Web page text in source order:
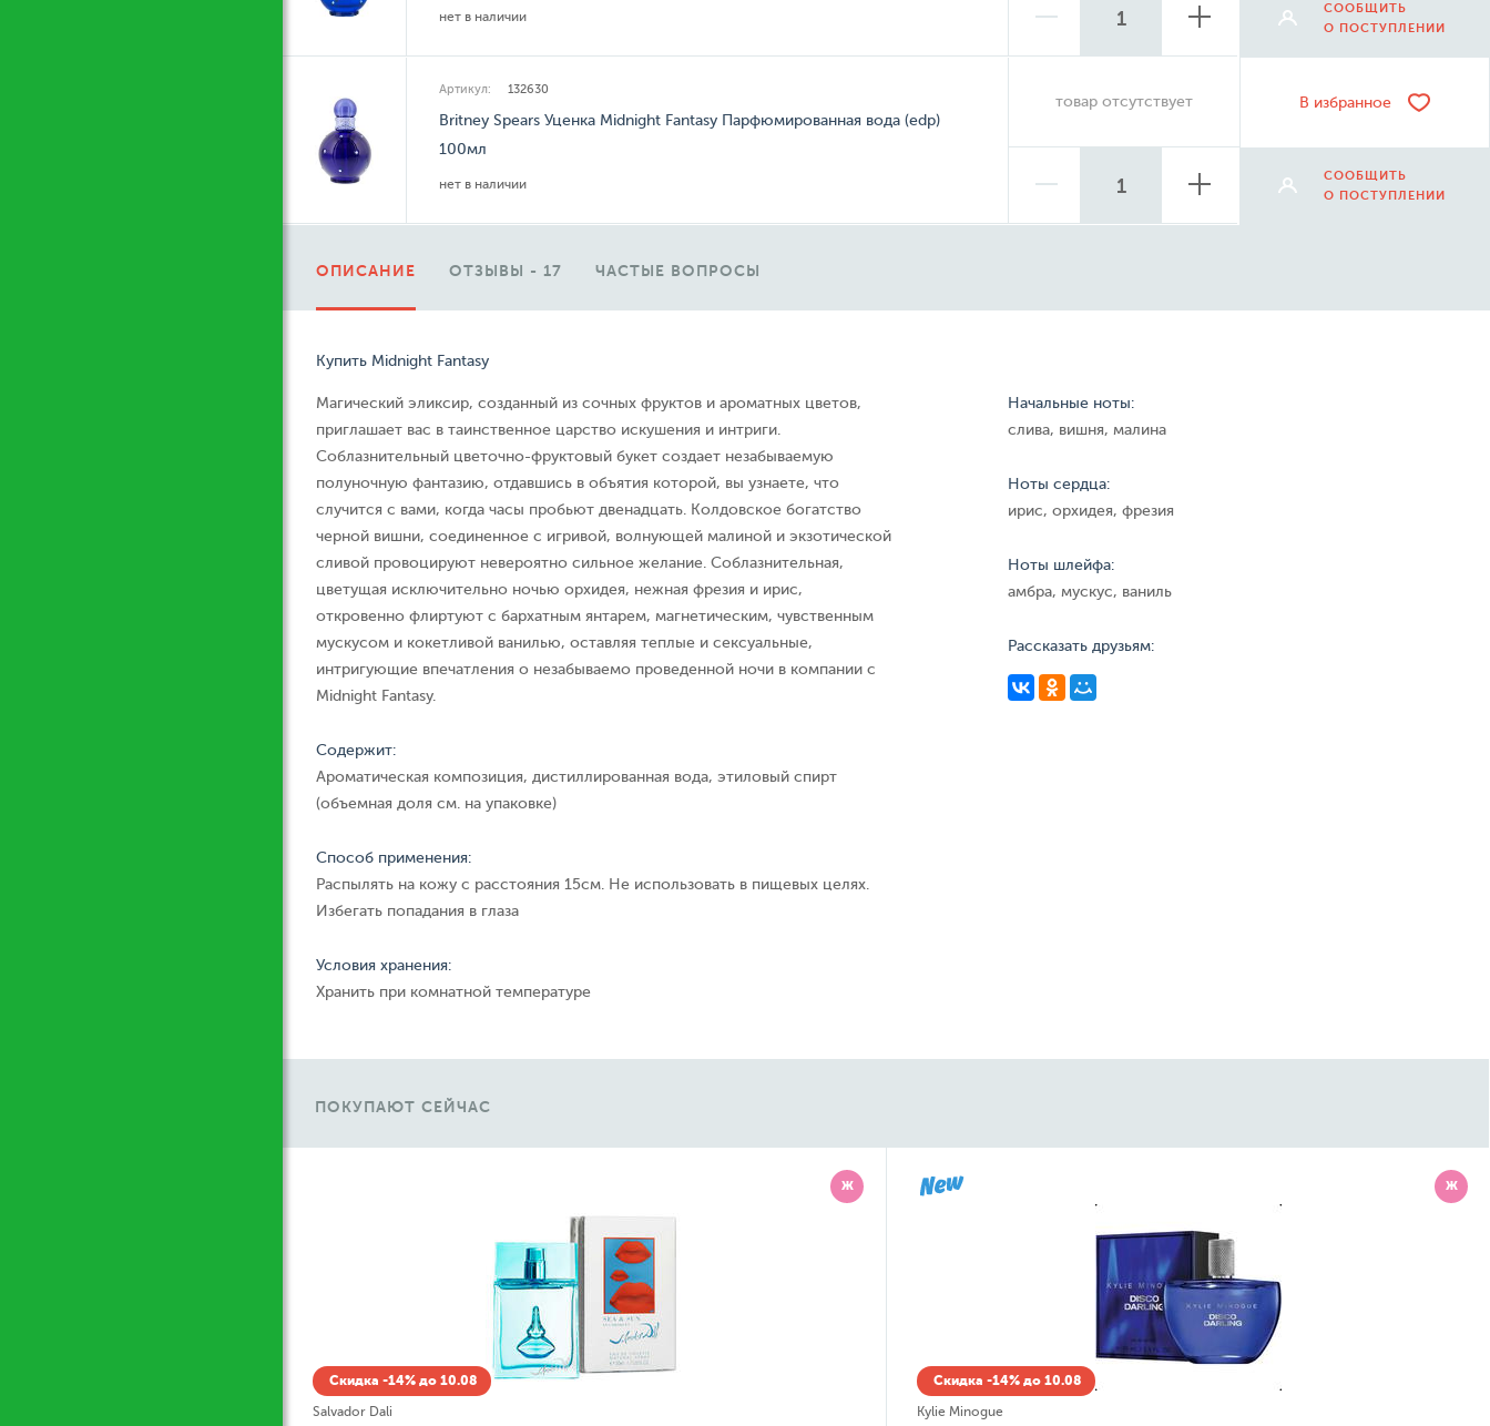
нет в наличии
СООБЩИТЬ
О ПОСТУПЛЕНИИ
Артикул: 132630
Britney Spears Уценка Midnight Fantasy Парфюмированная вода (edp)
100мл
нет в наличии
товар отсутствует В избранное
СООБЩИТЬ
О ПОСТУПЛЕНИИ
ОПИСАНИЕ ОТЗЫВЫ - 17 ЧАСТЫЕ ВОПРОСЫ
Купить Midnight Fantasy
Магический эликсир, созданный из сочных фруктов и ароматных цветов,
приглашает вас в таинственное царство искушения и интриги.
Соблазнительный цветочно-фруктовый букет создает незабываемую
полуночную фантазию, отдавшись в объятия которой, вы узнаете, что
случится с вами, когда часы пробьют двенадцать. Колдовское богатство
черной вишни, соединенное с игривой, волнующей малиной и экзотической
сливой провоцируют невероятно сильное желание. Соблазнительная,
цветущая исключительно ночью орхидея, нежная фрезия и ирис,
откровенно флиртуют с бархатным янтарем, магнетическим, чувственным
мускусом и кокетливой ванилью, оставляя теплые и сексуальные,
интригующие впечатления о незабываемо проведенной ночи в компании с
Midnight Fantasy.
Содержит:
Ароматическая композиция, дистиллированная вода, этиловый спирт
(объемная доля см. на упаковке)
Способ применения:
Распылять на кожу с расстояния 15см. Не использовать в пищевых целях.
Избегать попадания в глаза
Условия хранения:
Хранить при комнатной температуре
Начальные ноты:
слива, вишня, малина
Ноты сердца:
ирис, орхидея, фрезия
Ноты шлейфа:
амбра, мускус, ваниль
Рассказать друзьям:
ПОКУПАЮТ СЕЙЧАС
Ж
Скидка -14% до 10.08
Kylie Minogue
Ж
Скидка -14% до 10.08
Britney Spears